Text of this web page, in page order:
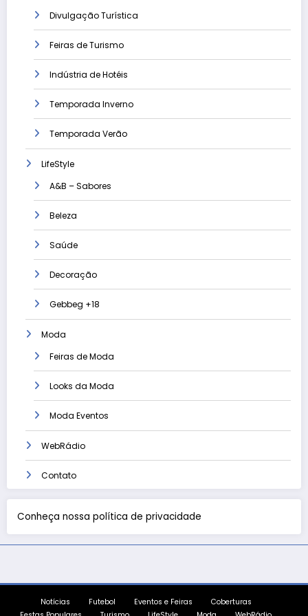
Divulgação Turística
Feiras de Turismo
Indústria de Hotéis
Temporada Inverno
Temporada Verão
LifeStyle
A&B – Sabores
Beleza
Saúde
Decoração
Gebbeg +18
Moda
Feiras de Moda
Looks da Moda
Moda Eventos
WebRádio
Contato
Conheça nossa política de privacidade
Notícias Futebol Eventos e Feiras
Coberturas